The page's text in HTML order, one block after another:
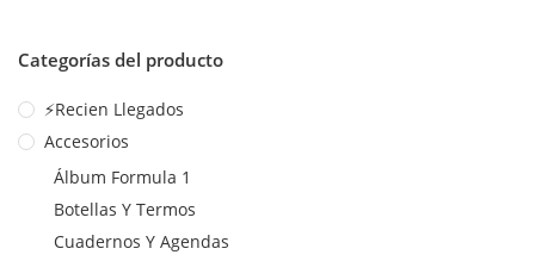
Categorías del producto
⚡Recien Llegados
Accesorios
Álbum Formula 1
Botellas Y Termos
Cuadernos Y Agendas